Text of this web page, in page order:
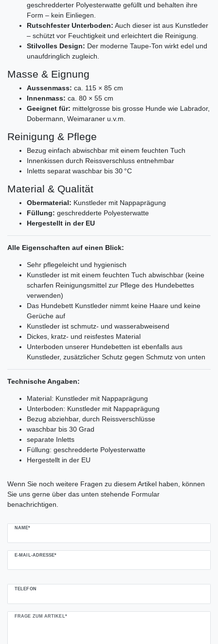
geschredderter Polyesterwatte gefüllt und behalten ihre
Form – kein Einliegen.
Rutschfester Unterboden: Auch dieser ist aus Kunstleder
– schützt vor Feuchtigkeit und erleichtert die Reinigung.
Stilvolles Design: Der moderne Taupe-Ton wirkt edel und
unaufdringlich zugleich.
Masse & Eignung
Aussenmass: ca. 115 × 85 cm
Innenmass: ca. 80 × 55 cm
Geeignet für: mittelgrosse bis grosse Hunde wie Labrador,
Dobermann, Weimaraner u.v.m.
Reinigung & Pflege
Bezug einfach abwischbar mit einem feuchten Tuch
Innenkissen durch Reissverschluss entnehmbar
Inletts separat waschbar bis 30 °C
Material & Qualität
Obermaterial: Kunstleder mit Nappaprägung
Füllung: geschredderte Polyesterwatte
Hergestellt in der EU
Alle Eigenschaften auf einen Blick:
Sehr pflegeleicht und hygienisch
Kunstleder ist mit einem feuchten Tuch abwischbar (keine
scharfen Reinigungsmittel zur Pflege des Hundebettes
verwenden)
Das Hundebett Kunstleder nimmt keine Haare und keine
Gerüche auf
Kunstleder ist schmutz- und wasserabweisend
Dickes, kratz- und reisfestes Material
Unterboden unserer Hundebetten ist ebenfalls aus
Kunstleder, zusätzlicher Schutz gegen Schmutz von unten
Technische Angaben:
Material: Kunstleder mit Nappaprägung
Unterboden: Kunstleder mit Nappaprägung
Bezug abziehbar, durch Reissverschlüsse
waschbar bis 30 Grad
separate Inletts
Füllung: geschredderte Polyesterwatte
Hergestellt in der EU
Wenn Sie noch weitere Fragen zu diesem Artikel haben, können
Sie uns gerne über das unten stehende Formular
benachrichtigen.
NAME*
E-MAIL-ADRESSE*
TELEFON
FRAGE ZUM ARTIKEL*